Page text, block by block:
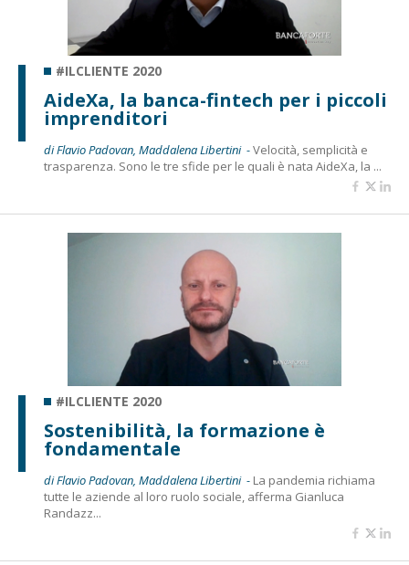
#ILCLIENTE 2020
AideXa, la banca-fintech per i piccoli
imprenditori
di Flavio Padovan, Maddalena Libertini -Velocità, semplicità e
trasparenza. Sono le tre sfide per le quali è nata AideXa, la ...
#ILCLIENTE 2020
Sostenibilità, la formazione è
fondamentale
di Flavio Padovan, Maddalena Libertini - La pandemia richiama
tutte le aziende al loro ruolo sociale, afferma Gianluca
Randazz...